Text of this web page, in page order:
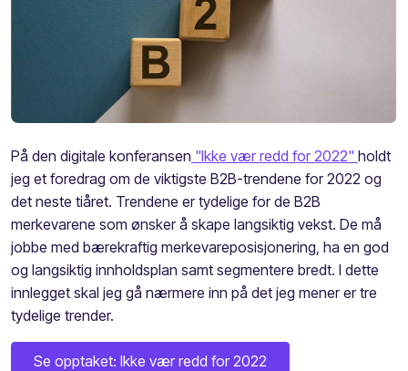
På den digitale konferansen "Ikke vær redd for 2022" holdt
jeg et foredrag om de viktigste B2B-trendene for 2022 og
det neste tiåret. Trendene er tydelige for de B2B
merkevarene som ønsker å skape langsiktig vekst. De må
jobbe med bærekraftig merkevareposisjonering, ha en god
og langsiktig innholdsplan samt segmentere bredt. I dette
innlegget skal jeg gå nærmere inn på det jeg mener er tre
tydelige trender.
Se opptaket: Ikke vær redd for 2022